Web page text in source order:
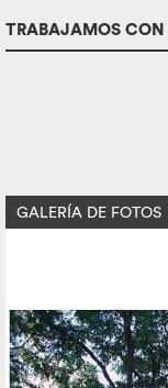
TRABAJAMOS CON
GALERÍA DE FOTOS